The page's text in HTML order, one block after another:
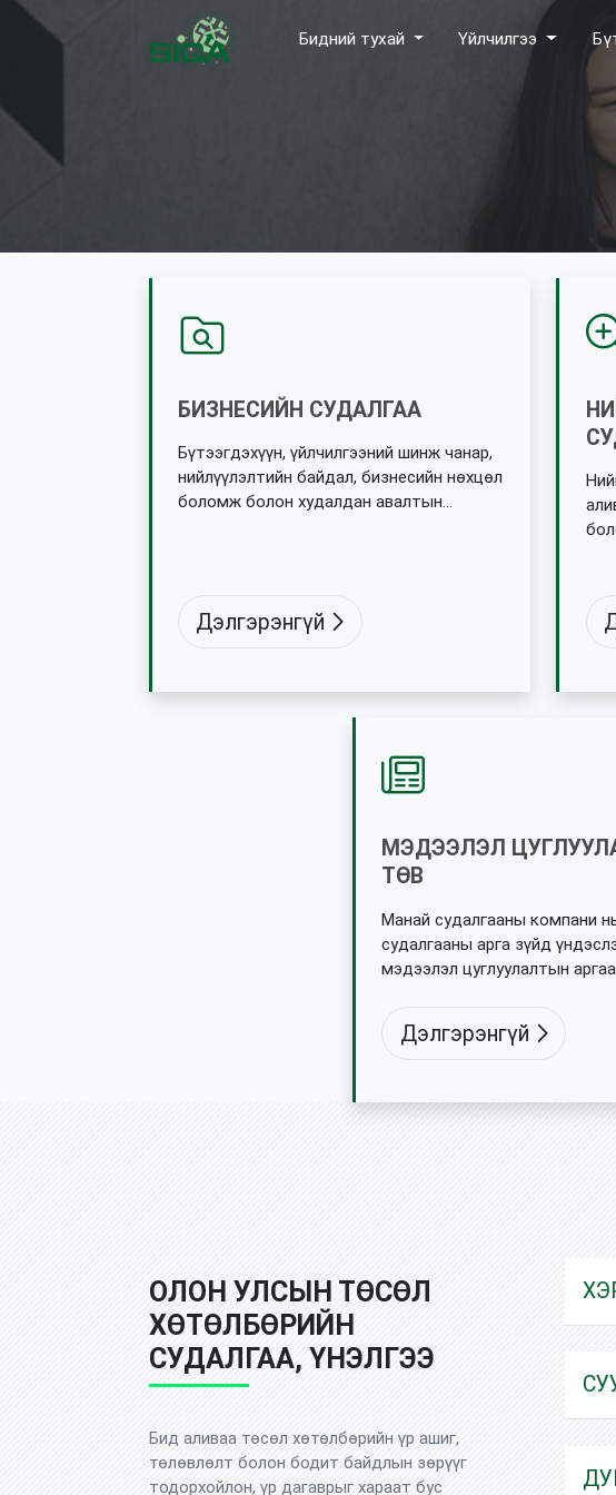
Бидний тухай Үйлчилгээ
БИЗНЕСИЙН СУДАЛГАА
Бүтээгдэхүүн, үйлчилгээний шинж чанар,
нийлүүлэлтийн байдал, бизнесийн нөхцөл
боломж болон худалдан авалтын
Дэлгэрэнгүй
МЭДЭЭЛЭЛ
ТӨВ
Манай судалгааны компани
судалгааны арга зүйд
мэдээлэл цуглуулалтын
тусгайлан тохижуулсан
авах төв болон бүлгийн
өрөөтэй.
Дэлгэрэнгүй
ОЛОН УЛСЫН ТӨСӨЛ
ХӨТӨЛБӨРИЙН
СУДАЛГАА, ҮНЭЛГЭЭ
Бид аливаа төсөл хөтөлбөрийн үр ашиг,
төлөвлөлт болон бодит байдлын зөрүүг
тодорхойлон, үр дагаврыг хараат бус